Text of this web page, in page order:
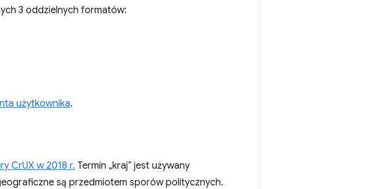
3 oddzielnych formatów:
użytkownika.
CrUX w 2018 r. Termin „kraj” jest używany
są przedmiotem sporów politycznych.